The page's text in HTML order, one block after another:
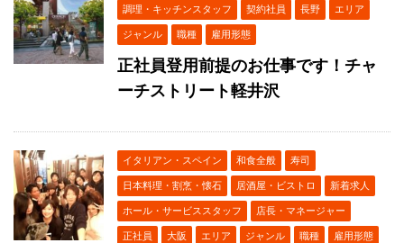
調理・キッチンスタッフ 契約社員 長野 エリア
ジャンル 職種 雇用形態
正社員登用前提のお仕事です！チャ
ーチストリート軽井沢
イタリアン・スペイン 和食全般 寿司
日本料理・割烹・懐石 居酒屋・ビストロ 新着求人
ホール・サービススタッフ 店長・マネージャー
正社員 大阪 エリア ジャンル 職種 雇用形態